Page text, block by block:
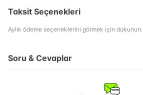
Taksit Seçenekleri
Aylık ödeme seçeneklerini görmek için dokunun.
Soru & Cevaplar